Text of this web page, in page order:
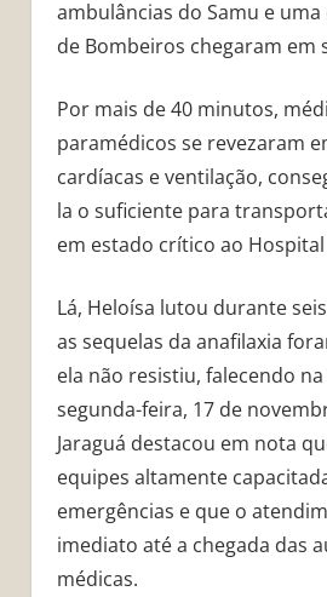
ambulâncias do Samu e
de Bombeiros chegaram em
Por mais de 40 minutos,
paramédicos se revezaram
cardíacas e ventilação,
la o suficiente para
em estado crítico ao Hospital
Lá, Heloísa lutou durante
as sequelas da anafilaxia
ela não resistiu, falecendo
segunda-feira, 17 de
Jaraguá destacou em nota
equipes altamente
emergências e que o
imediato até a chegada das
médicas.